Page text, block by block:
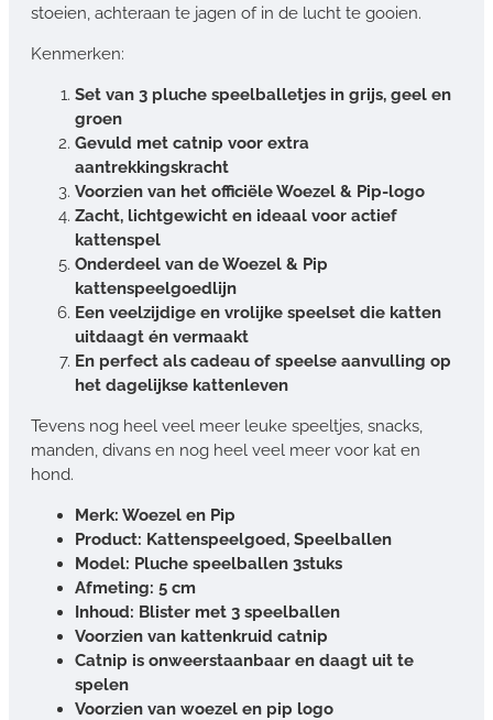
stoeien, achteraan te jagen of in de lucht te gooien.
Kenmerken:
Set van 3 pluche speelballetjes in grijs, geel en
groen
Gevuld met catnip voor extra
aantrekkingskracht
Voorzien van het officiële Woezel & Pip-logo
Zacht, lichtgewicht en ideaal voor actief
kattenspel
Onderdeel van de Woezel & Pip
kattenspeelgoedlijn
Een veelzijdige en vrolijke speelset die katten
uitdaagt én vermaakt
En perfect als cadeau of speelse aanvulling op
het dagelijkse kattenleven
Tevens nog heel veel meer leuke speeltjes, snacks,
manden, divans en nog heel veel meer voor kat en
hond.
Merk: Woezel en Pip
Product: Kattenspeelgoed, Speelballen
Model: Pluche speelballen 3stuks
Afmeting: 5 cm
Inhoud: Blister met 3 speelballen
Voorzien van kattenkruid catnip
Catnip is onweerstaanbaar en daagt uit te
spelen
Voorzien van woezel en pip logo